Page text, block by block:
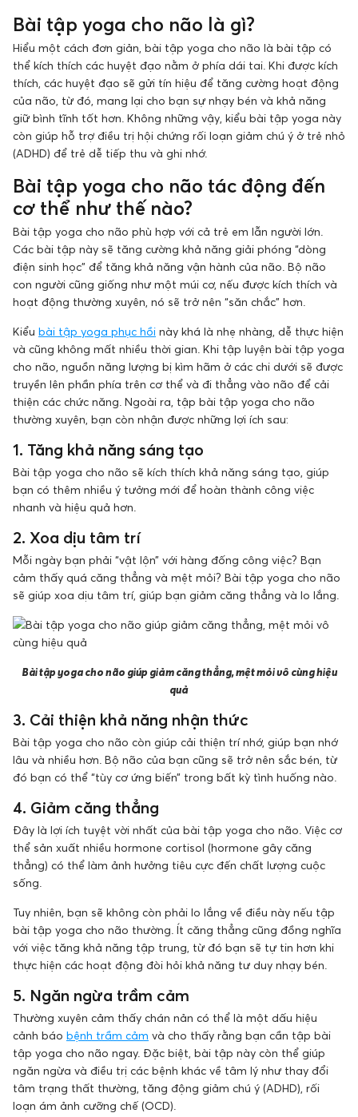
Bài tập yoga cho não là gì?
Hiểu một cách đơn giản, bài tập yoga cho não là bài tập có
thể kích thích các huyệt đạo nằm ở phía dái tai. Khi được kích
thích, các huyệt đạo sẽ gửi tín hiệu để tăng cường hoạt động
của não, từ đó, mang lại cho bạn sự nhạy bén và khả năng
giữ bình tĩnh tốt hơn. Không những vậy, kiểu bài tập yoga này
còn giúp hỗ trợ điều trị hội chứng rối loạn giảm chú ý ở trẻ nhỏ
(ADHD) để trẻ dễ tiếp thu và ghi nhớ.
Bài tập yoga cho não tác động đến
cơ thể như thế nào?
Bài tập yoga cho não phù hợp với cả trẻ em lẫn người lớn.
Các bài tập này sẽ tăng cường khả năng giải phóng “dòng
điện sinh học” để tăng khả năng vận hành của não. Bộ não
con người cũng giống như một múi cơ, nếu được kích thích và
hoạt động thường xuyên, nó sẽ trở nên “săn chắc” hơn.
Kiểu bài tập yoga phục hồi này khá là nhẹ nhàng, dễ thực hiện
và cũng không mất nhiều thời gian. Khi tập luyện bài tập yoga
cho não, nguồn năng lượng bị kìm hãm ở các chi dưới sẽ được
truyền lên phần phía trên cơ thể và đi thẳng vào não để cải
thiện các chức năng. Ngoài ra, tập bài tập yoga cho não
thường xuyên, bạn còn nhận được những lợi ích sau:
1. Tăng khả năng sáng tạo
Bài tập yoga cho não sẽ kích thích khả năng sáng tạo, giúp
bạn có thêm nhiều ý tưởng mới để hoàn thành công việc
nhanh và hiệu quả hơn.
2. Xoa dịu tâm trí
Mỗi ngày bạn phải “vật lộn” với hàng đống công việc? Bạn
cảm thấy quá căng thẳng và mệt mỏi? Bài tập yoga cho não
sẽ giúp xoa dịu tâm trí, giúp bạn giảm căng thẳng và lo lắng.
Bài tập yoga cho não giúp giảm căng thẳng, mệt mỏi vô cùng hiệu
quả
3. Cải thiện khả năng nhận thức
Bài tập yoga cho não còn giúp cải thiện trí nhớ, giúp bạn nhớ
lâu và nhiều hơn. Bộ não của bạn cũng sẽ trở nên sắc bén, từ
đó bạn có thể “tùy cơ ứng biến” trong bất kỳ tình huống nào.
4. Giảm căng thẳng
Đây là lợi ích tuyệt vời nhất của bài tập yoga cho não. Việc cơ
thể sản xuất nhiều hormone cortisol (hormone gây căng
thẳng) có thể làm ảnh hưởng tiêu cực đến chất lượng cuộc
sống.
Tuy nhiên, bạn sẽ không còn phải lo lắng về điều này nếu tập
bài tập yoga cho não thường. Ít căng thẳng cũng đồng nghĩa
với việc tăng khả năng tập trung, từ đó bạn sẽ tự tin hơn khi
thực hiện các hoạt động đòi hỏi khả năng tư duy nhạy bén.
5. Ngăn ngừa trầm cảm
Thường xuyên cảm thấy chán nản có thể là một dấu hiệu
cảnh báo bệnh trầm cảm và cho thấy rằng bạn cần tập bài
tập yoga cho não ngay. Đặc biệt, bài tập này còn thể giúp
ngăn ngừa và điều trị các bệnh khác về tâm lý như thay đổi
tâm trạng thất thường, tăng động giảm chú ý (ADHD), rối
loạn ám ảnh cưỡng chế (OCD).